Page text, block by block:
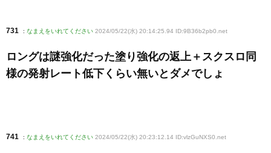
731 : なまえをいれてください 2024/05/22(水) 20:14:25.94 ID:9B36b2pb0 .net
ロングは謎強化だった塗り強化の返上＋スクスロ同
様の発射レート低下くらい無いとダメでしょ
741 : なまえをいれてください 2024/05/22(水) 20:23:12.14 ID:vlzGuNXS0.net